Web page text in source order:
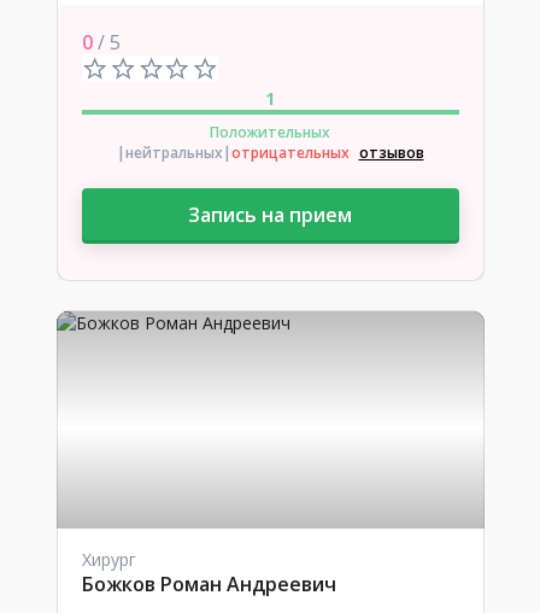
0/ 5
1
Положительных
|нейтральных|отрицательных отзывов
Запись на прием
Хирург
Божков Роман Андреевич